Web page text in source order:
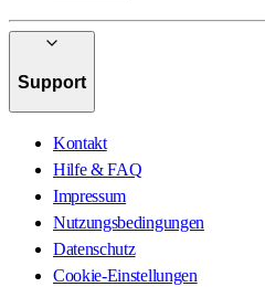
Support
Kontakt
Hilfe & FAQ
Impressum
Nutzungsbedingungen
Datenschutz
Cookie-Einstellungen